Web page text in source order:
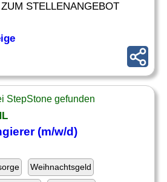
STELLENANGEBOT
StepStone gefunden
(m/w/d)
Weihnachtsgeld